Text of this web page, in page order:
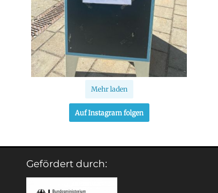
Mehr laden
Auf Instagram folgen
Gefördert durch: